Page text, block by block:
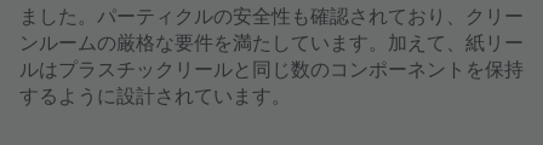
ました。パーティクルの安全性も確認されており、クリー
ンルームの厳格な要件を満たしています。加えて、紙リー
ルはプラスチックリールと同じ数のコンポーネントを保持
するように設計されています。